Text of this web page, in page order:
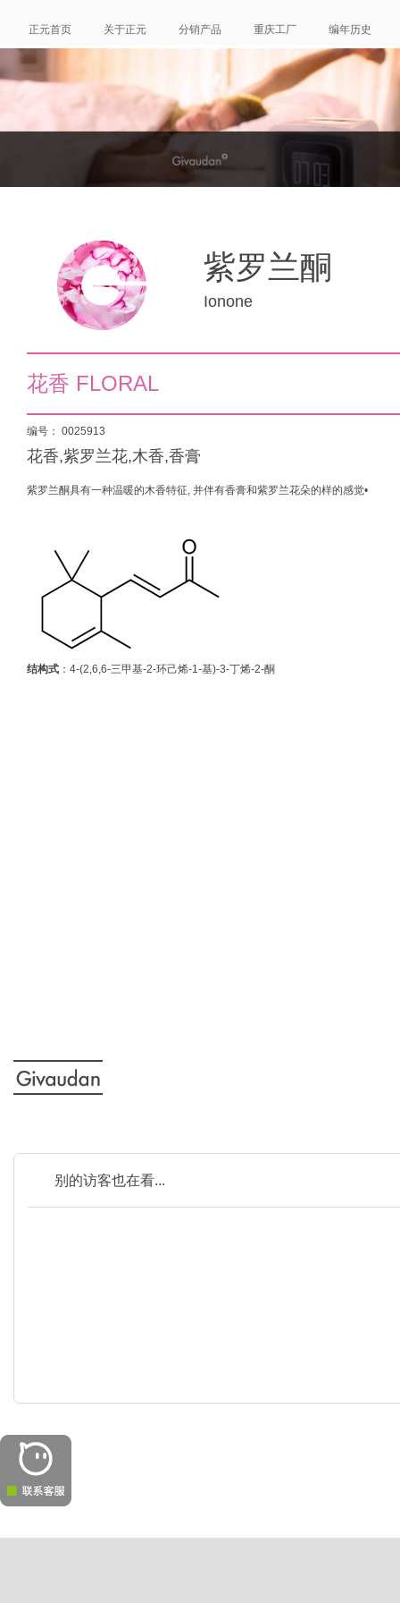
紫罗兰酮
Ionone
花香 FLORAL
编号： 0025913
花香,紫罗兰花,木香,香膏
紫罗兰酮具有一种温暖的木香特征, 并伴有香膏和紫罗兰花朵的样的感觉•
结构式 ：4-(2,6,6-三甲基-2-环己烯-1-基)-3-丁烯-2-酮
别的访客也在看...